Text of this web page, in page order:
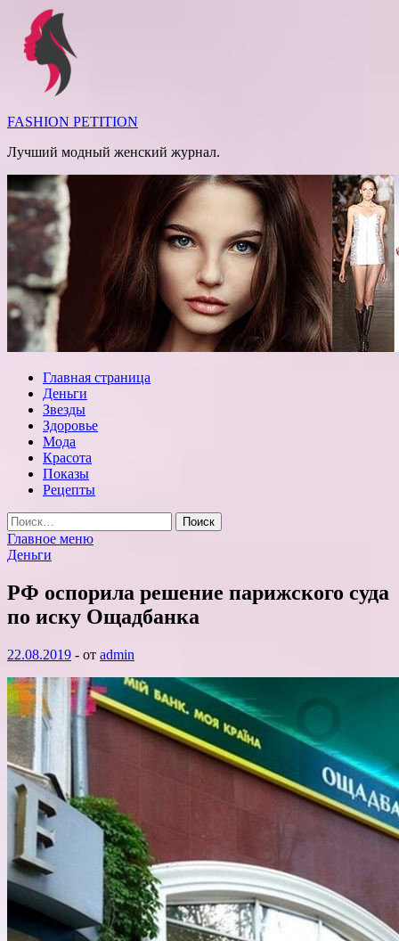
Перейти
содержимому
FASHION PETITION
Лучший модный женский журнал.
Главная страница
Деньги
Звезды
Здоровье
Мода
Красота
Показы
Рецепты
Найти:
Главное меню
Деньги
РФ оспорила решение парижского суда
по иску Ощадбанка
22.08.2019 - от admin